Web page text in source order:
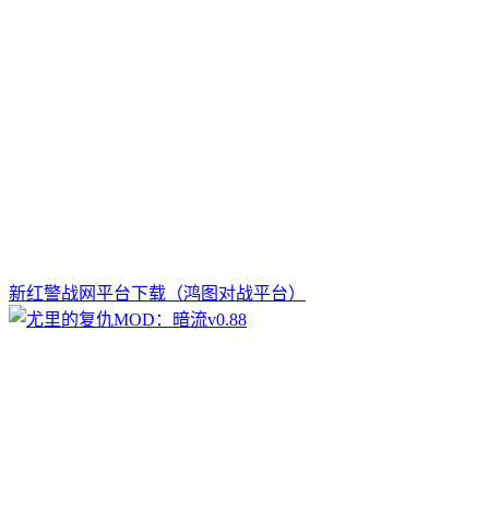
新红警战网平台下载（鸿图对战平台）